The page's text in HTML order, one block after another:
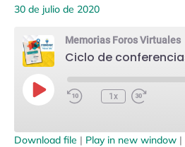
30 de julio de 2020
Memorias Foros Virtuales
Episode
1x
Download file | Play in new window |